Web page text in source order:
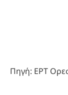
Πηγή: ΕΡΤ